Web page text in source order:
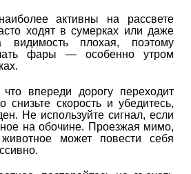
активны на рассвете
ходят в сумерках или даже
видимость плохая, поэтому
фары — особенно утром
впереди дорогу переходит
снизьте скорость и убедитесь,
Не используйте сигнал, если
на обочине. Проезжая мимо,
животное может повести себя